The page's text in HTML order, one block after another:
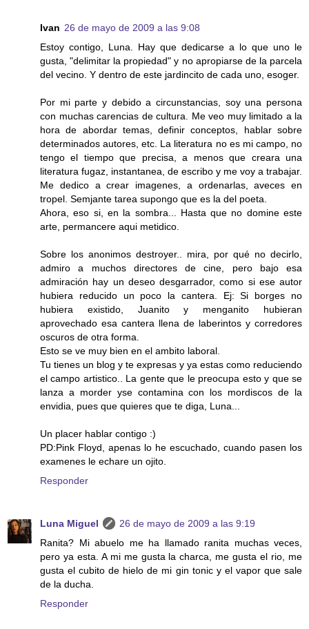
Ivan 26 de mayo de 2009 a las 9:08
Estoy contigo, Luna. Hay que dedicarse a lo que uno le
gusta, "delimitar la propiedad" y no apropiarse de la parcela
del vecino. Y dentro de este jardincito de cada uno, esoger.
Por mi parte y debido a circunstancias, soy una persona
con muchas carencias de cultura. Me veo muy limitado a la
hora de abordar temas, definir conceptos, hablar sobre
determinados autores, etc. La literatura no es mi campo, no
tengo el tiempo que precisa, a menos que creara una
literatura fugaz, instantanea, de escribo y me voy a trabajar.
Me dedico a crear imagenes, a ordenarlas, aveces en
tropel. Semjante tarea supongo que es la del poeta.
Ahora, eso si, en la sombra... Hasta que no domine este
arte, permancere aqui metidico.
Sobre los anonimos destroyer.. mira, por qué no decirlo,
admiro a muchos directores de cine, pero bajo esa
admiración hay un deseo desgarrador, como si ese autor
hubiera reducido un poco la cantera. Ej: Si borges no
hubiera existido, Juanito y menganito hubieran
aprovechado esa cantera llena de laberintos y corredores
oscuros de otra forma.
Esto se ve muy bien en el ambito laboral.
Tu tienes un blog y te expresas y ya estas como reduciendo
el campo artistico.. La gente que le preocupa esto y que se
lanza a morder yse contamina con los mordiscos de la
envidia, pues que quieres que te diga, Luna...
Un placer hablar contigo :)
PD:Pink Floyd, apenas lo he escuchado, cuando pasen los
examenes le echare un ojito.
Responder
Luna Miguel
26 de mayo de 2009 a las 9:19
Ranita? Mi abuelo me ha llamado ranita muchas veces,
pero ya esta. A mi me gusta la charca, me gusta el rio, me
gusta el cubito de hielo de mi gin tonic y el vapor que sale
de la ducha.
Responder